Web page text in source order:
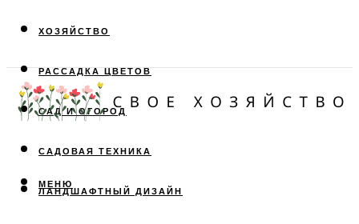
ХОЗЯЙСТВО
РАССАДКА ЦВЕТОВ
САД И ОГОРОД
САДОВАЯ ТЕХНИКА
ЛАНДШАФТНЫЙ ДИЗАЙН
МЕНЮ